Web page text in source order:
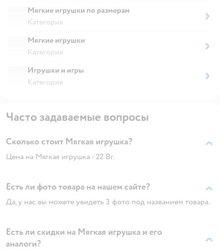
Мягкие игрушки по размерам
Категория
Мягкие игрушки
Категория
Игрушки и игры
Категория
Часто задаваемые вопросы
Сколько стоит Мягкая игрушка?
Цена на Мягкая игрушка - 22 Br.
Есть ли фото товара на нашем сайте?
Да, у нас вы можете увидеть 3 фото под названием товара.
Есть ли скидки на Мягкая игрушка и его
аналоги?